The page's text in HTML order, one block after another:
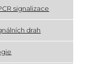
signalizace
drah